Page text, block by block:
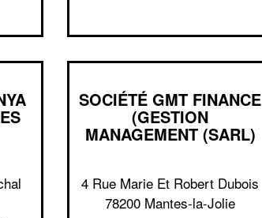
SOCIÉTÉ GMT FINANCE
(GESTION
MANAGEMENT (SARL)
4 Rue Marie Et Robert Dubois
78200 Mantes-la-Jolie